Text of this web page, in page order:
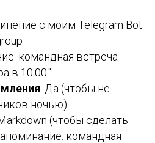
с моим Telegram Bot
командная встреча
в 10:00."
: Да (чтобы не
ночью)
(чтобы сделать
командная